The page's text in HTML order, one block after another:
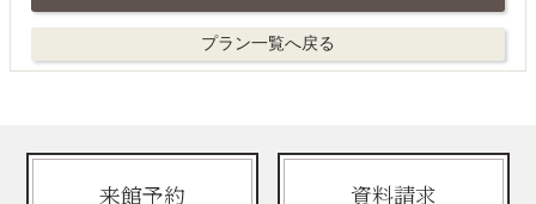
プラン一覧へ戻る
来館予約 資料請求